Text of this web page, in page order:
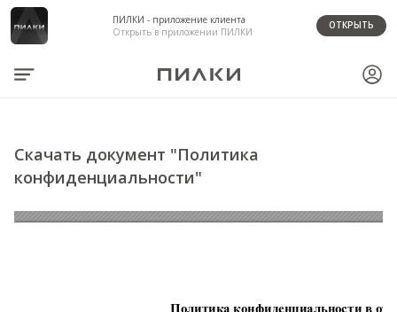
ПИЛКИ - приложение клиента
Открыть в приложении ПИЛКИ
ОТКРЫТЬ
Скачать документ "Политика
конфиденциальности"